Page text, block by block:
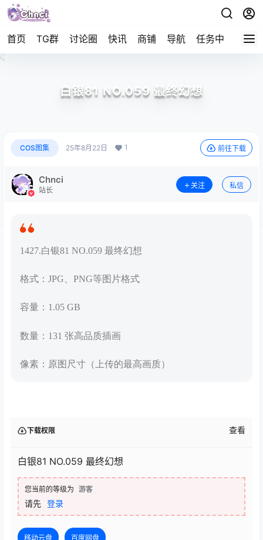
首页 TG群 讨论圈 快讯 商铺 导航 任务中心 帮助
白银81 NO.059 最终幻想
COS图集 25年8月22日 1 前往下载
Chnci
站长
关注 私信
1427.白银81 NO.059 最终幻想
格式：JPG、PNG等图片格式
容量：1.05 GB
数量：131 张高品质插画
像素：原图尺寸（上传的最高画质）
下载权限 查看
白银81 NO.059 最终幻想
您当前的等级为 游客
请先 登录
移动云盘 百度网盘